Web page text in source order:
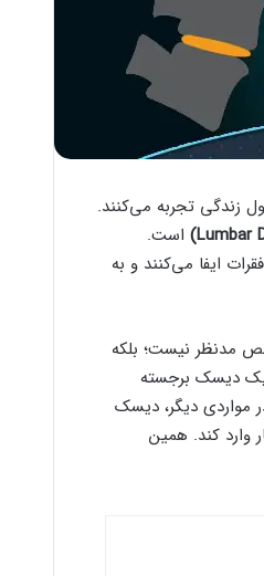
زندگی تجربه می‌کنند.
است.
ایفا می‌کنند و به
مدنظر نیست؛ بلکه
یک دیسک برجسته
مواردی دیگر، دیسک
وارد کند. همین